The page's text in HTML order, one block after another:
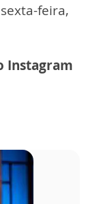
feira,
Instagram